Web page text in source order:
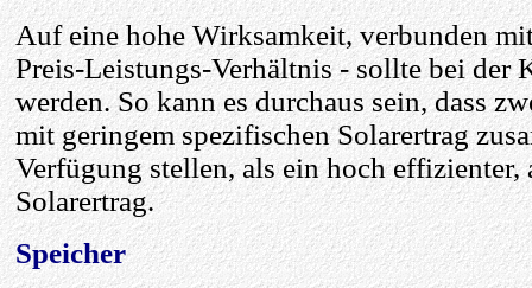
Auf eine hohe Wirksamkeit, verbunden
Preis-Leistungs-Verhältnis - sollte bei der
werden. So kann es durchaus sein, dass
mit geringem spezifischen Solarertrag
Verfügung stellen, als ein hoch
Solarertrag.
Speicher